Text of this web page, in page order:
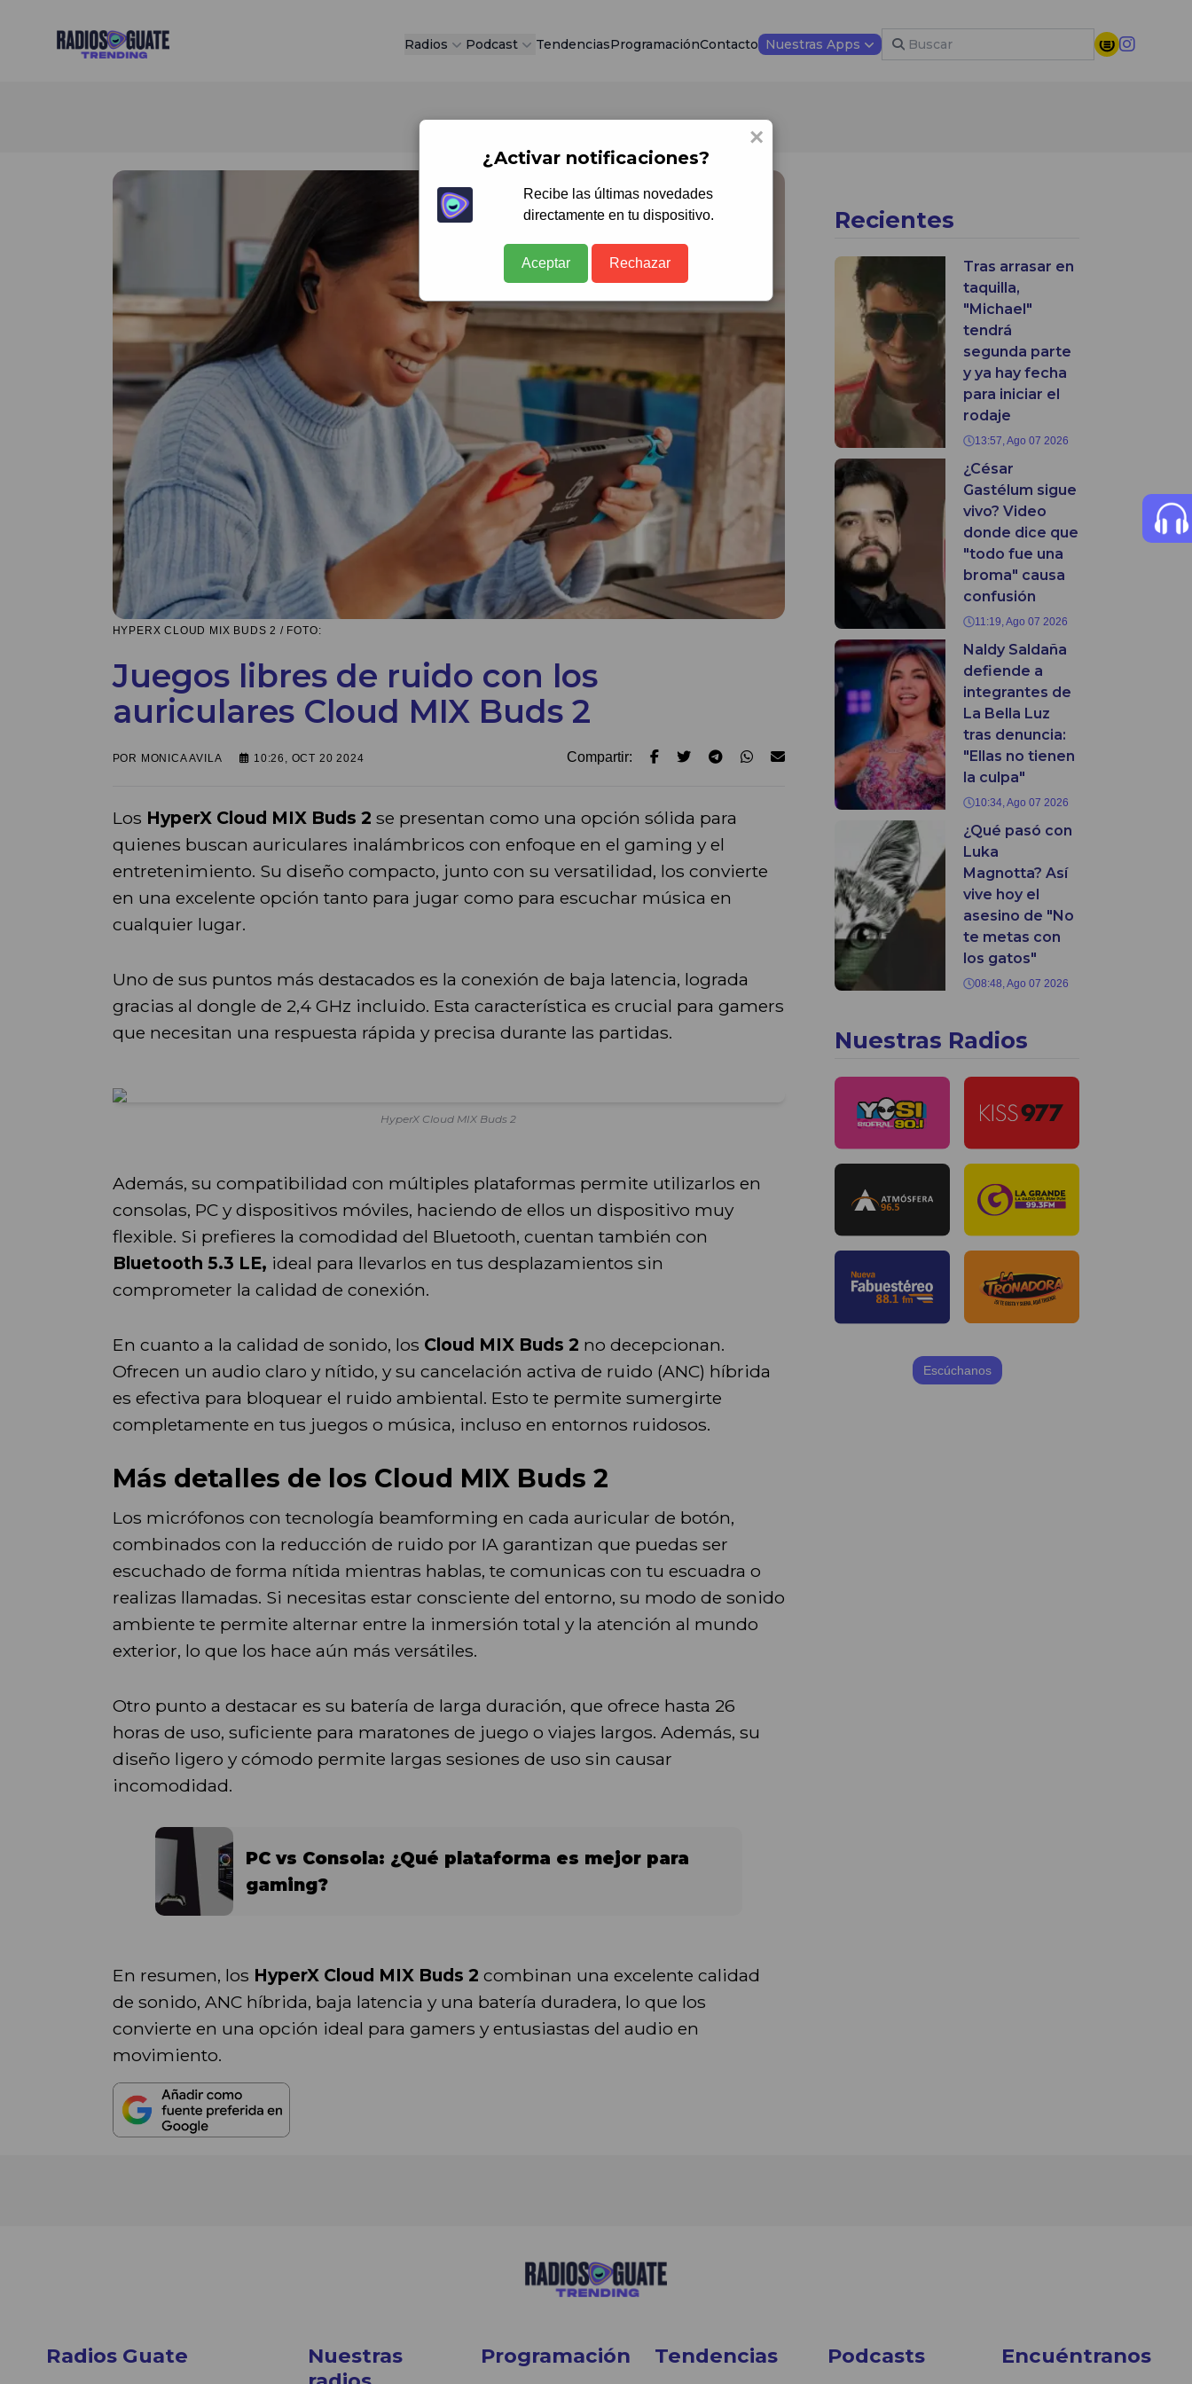
Radios Guate Radios Podcast TendenciasProgramaciónContacto Nuestras Apps
HYPERX CLOUD MIX BUDS 2 / FOTO:
Juegos libres de ruido con los
auriculares Cloud MIX Buds 2
POR MONICA AVILA 10:26, OCT 20 2024 Compartir:
Los HyperX Cloud MIX Buds 2 se presentan como una opción sólida para
quienes buscan auriculares inalámbricos con enfoque en el gaming y el
entretenimiento. Su diseño compacto, junto con su versatilidad, los convierte
en una excelente opción tanto para jugar como para escuchar música en
cualquier lugar.
Uno de sus puntos más destacados es la conexión de baja latencia, lograda
gracias al dongle de 2,4 GHz incluido. Esta característica es crucial para gamers
que necesitan una respuesta rápida y precisa durante las partidas.
HyperX Cloud MIX Buds 2
Además, su compatibilidad con múltiples plataformas permite utilizarlos en
consolas, PC y dispositivos móviles, haciendo de ellos un dispositivo muy
flexible. Si prefieres la comodidad del Bluetooth, cuentan también con
Bluetooth 5.3 LE, ideal para llevarlos en tus desplazamientos sin
comprometer la calidad de conexión.
En cuanto a la calidad de sonido, los Cloud MIX Buds 2 no decepcionan.
Ofrecen un audio claro y nítido, y su cancelación activa de ruido (ANC) híbrida
es efectiva para bloquear el ruido ambiental. Esto te permite sumergirte
completamente en tus juegos o música, incluso en entornos ruidosos.
Más detalles de los Cloud MIX Buds 2
Los micrófonos con tecnología beamforming en cada auricular de botón,
combinados con la reducción de ruido por IA garantizan que puedas ser
escuchado de forma nítida mientras hablas, te comunicas con tu escuadra o
realizas llamadas. Si necesitas estar consciente del entorno, su modo de sonido
ambiente te permite alternar entre la inmersión total y la atención al mundo
exterior, lo que los hace aún más versátiles.
Otro punto a destacar es su batería de larga duración, que ofrece hasta 26
horas de uso, suficiente para maratones de juego o viajes largos. Además, su
diseño ligero y cómodo permite largas sesiones de uso sin causar
incomodidad.
PC vs Consola: ¿Qué plataforma es mejor para
gaming?
En resumen, los HyperX Cloud MIX Buds 2 combinan una excelente calidad
de sonido, ANC híbrida, baja latencia y una batería duradera, lo que los
convierte en una opción ideal para gamers y entusiastas del audio en
movimiento.
Recientes
Tras arrasar en
taquilla,
"Michael"
tendrá
segunda parte
y ya hay fecha
para iniciar el
rodaje
13:57, Ago 07 2026
¿César
Gastélum sigue
vivo? Video
donde dice que
"todo fue una
broma" causa
confusión
11:19, Ago 07 2026
Naldy Saldaña
defiende a
integrantes de
La Bella Luz
tras denuncia:
"Ellas no tienen
la culpa"
10:34, Ago 07 2026
¿Qué pasó con
Luka
Magnotta? Así
vive hoy el
asesino de "No
te metas con
los gatos"
08:48, Ago 07 2026
Nuestras Radios
Escúchanos
Radios Guate
Nuestras
Programación Tendencias Podcasts Encuéntranos
×
¿Activar notificaciones?
Recibe las últimas novedades
directamente en tu dispositivo.
Aceptar Rechazar